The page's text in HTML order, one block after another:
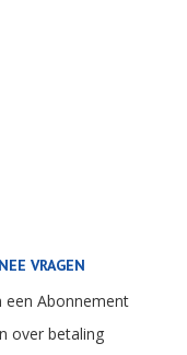
VRAGEN
een Abonnement
over betaling